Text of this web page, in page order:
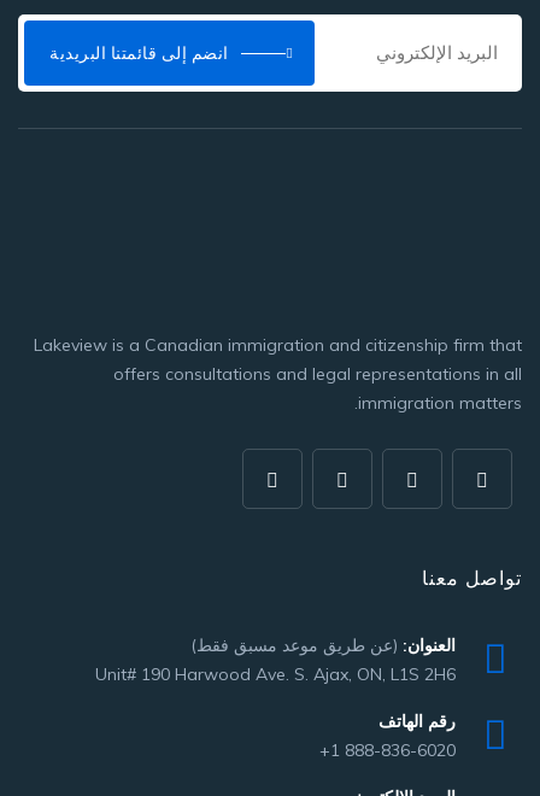
انضم إلى قائمتنا البريدية
Lakeview is a Canadian immigration and citizenship firm that
offers consultations and legal representations in all
immigration matters.
تواصل معنا
العنوان: (عن طريق موعد مسبق فقط)
Unit# 190 Harwood Ave. S. Ajax, ON, L1S 2H6
رقم الهاتف
+1 888-836-6020